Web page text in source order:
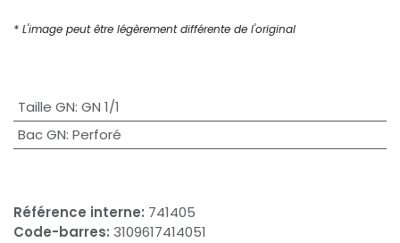
* L'image peut être légèrement différente de l'original
Taille GN: GN 1/1
Bac GN: Perforé
Référence interne: 741405
Code-barres: 3109617414051